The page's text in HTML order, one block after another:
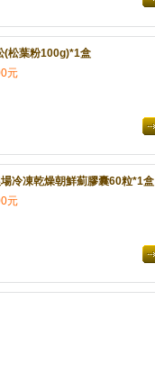
(松葉粉100g)*1盒
元
冷凍乾燥朝鮮薊膠囊60粒*1盒
元